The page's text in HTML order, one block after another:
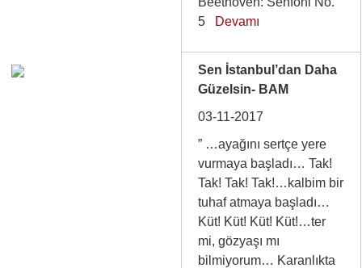
5 Devamı
Sen İstanbul’dan Daha
Güzelsin- BAM
03-11-2017
” …ayağını sertçe yere
vurmaya başladı… Tak!
Tak! Tak! Tak!…kalbim bir
tuhaf atmaya başladı…
Küt! Küt! Küt! Küt!…ter
mi, gözyaşı mı
bilmiyorum… Karanlıkta